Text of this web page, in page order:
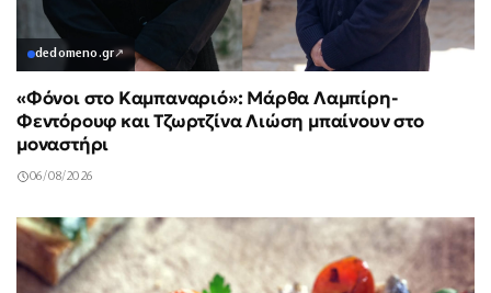
dedomeno.gr↗
«Φόνοι στο Καμπαναριό»: Μάρθα Λαμπίρη-
Φεντόρουφ και Τζωρτζίνα Λιώση μπαίνουν στο
μοναστήρι
06/08/2026